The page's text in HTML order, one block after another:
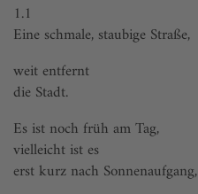
1.1
Eine schmale, staubige Straße,
weit entfernt
die Stadt.
Es ist noch früh am Tag,
vielleicht ist es
erst kurz nach Sonnenaufgang,